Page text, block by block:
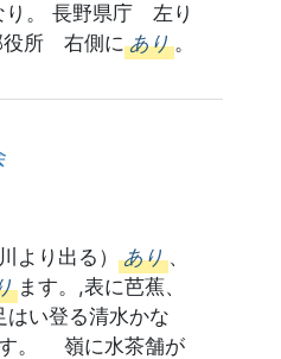
。 長野県庁 左り
役所 右側に あり 。
より出る） あり 、
ます。,表に芭蕉、
い登る清水かな
。 嶺に水茶舗が